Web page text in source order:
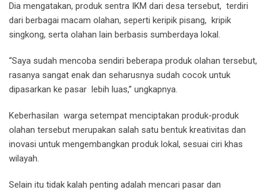
Dia mengatakan, produk sentra IKM dari desa tersebut, terdiri
dari berbagai macam olahan, seperti keripik pisang, kripik
singkong, serta olahan lain berbasis sumberdaya lokal.
“Saya sudah mencoba sendiri beberapa produk olahan tersebut,
rasanya sangat enak dan seharusnya sudah cocok untuk
dipasarkan ke pasar lebih luas,” ungkapnya.
Keberhasilan warga setempat menciptakan produk-produk
olahan tersebut merupakan salah satu bentuk kreativitas dan
inovasi untuk mengembangkan produk lokal, sesuai ciri khas
wilayah.
Selain itu tidak kalah penting adalah mencari pasar dan